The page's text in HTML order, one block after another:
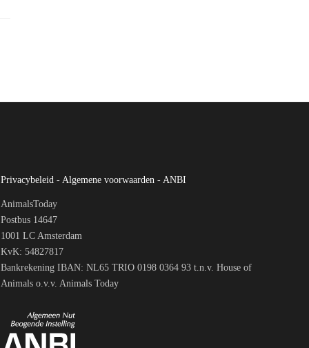
Privacybeleid - Algemene voorwaarden - ANBI
AnimalsToday
Postbus 14647
1001 LC Amsterdam
KvK: 54827817
Bankrekening IBAN: NL65 TRIO 0198 0364 93 t.n.v. House of
Animals o.v.v. Animals Today